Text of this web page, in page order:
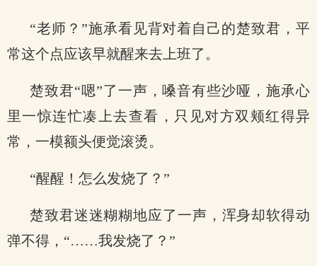
“老师？”施承看见背对着自己的楚致君，平
常这个点应该早就醒来去上班了。
楚致君“嗯”了一声，嗓音有些沙哑，施承心
里一惊连忙凑上去查看，只见对方双颊红得异
常，一模额头便觉滚烫。
“醒醒！怎么发烧了？”
楚致君迷迷糊糊地应了一声，浑身却软得动
弹不得，“……我发烧了？”